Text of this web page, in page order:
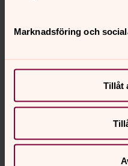
Marknadsföring och
Tillåt